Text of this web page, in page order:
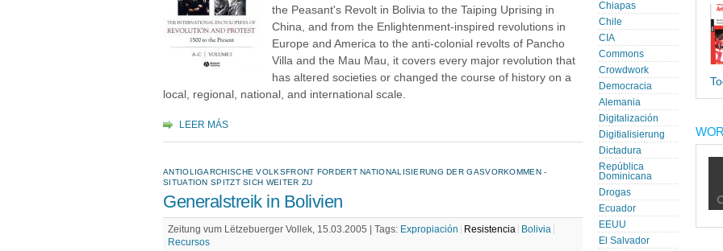
the Peasant's Revolt in Bolivia to the Taiping Uprising in
China, and from the Enlightenment-inspired revolutions in
Europe and America to the anti-colonial revolts of Pancho
Villa and the Mau Mau, it covers every major revolution that
has altered societies or changed the course of history on a
local, regional, national, and international scale.
LEER MÁS
ANTIOLIGARCHISCHE VOLKSFRONT FORDERT NATIONALISIERUNG DER GASVORKOMMEN -
SITUATION SPITZT SICH WEITER ZU
Generalstreik in Bolivien
Zeitung vum Lëtzebuerger Vollek, 15.03.2005 | Tags: Expropiación Resistencia
Bolivia
Recursos
Chiapas
Chile
CIA
Commons
Crowdwork
Democracia
Alemania
Digitalización
Digitialisierung
Dictadura
República
Dominicana
Drogas
Ecuador
EEUU
El Salvador